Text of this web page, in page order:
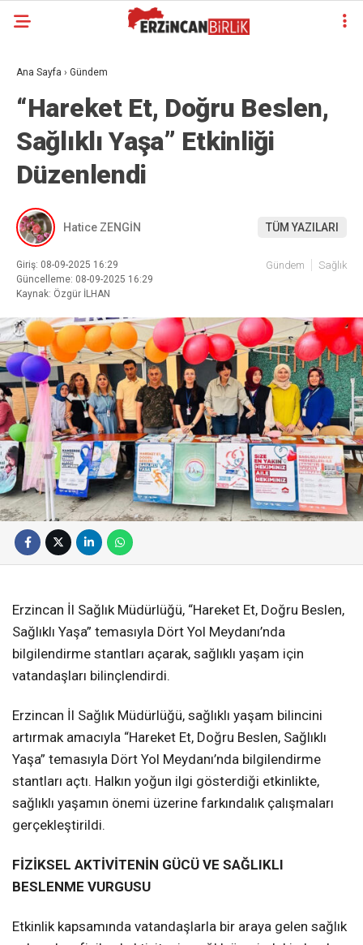
Ana Sayfa › Gündem
“Hareket Et, Doğru Beslen,
Sağlıklı Yaşa” Etkinliği
Düzenlendi
Hatice ZENGİN TÜM YAZILARI
Giriş: 08-09-2025 16:29
Güncelleme: 08-09-2025 16:29
Kaynak: Özgür İLHAN
Gündem Sağlık
Erzincan İl Sağlık Müdürlüğü, “Hareket Et, Doğru Beslen,
Sağlıklı Yaşa” temasıyla Dört Yol Meydanı’nda
bilgilendirme stantları açarak, sağlıklı yaşam için
vatandaşları bilinçlendirdi.
Erzincan İl Sağlık Müdürlüğü, sağlıklı yaşam bilincini
artırmak amacıyla “Hareket Et, Doğru Beslen, Sağlıklı
Yaşa” temasıyla Dört Yol Meydanı’nda bilgilendirme
stantları açtı. Halkın yoğun ilgi gösterdiği etkinlikte,
sağlıklı yaşamın önemi üzerine farkındalık çalışmaları
gerçekleştirildi.
FİZİKSEL AKTİVİTENİN GÜCÜ VE SAĞLIKLI
BESLENME VURGUSU
Etkinlik kapsamında vatandaşlarla bir araya gelen sağlık